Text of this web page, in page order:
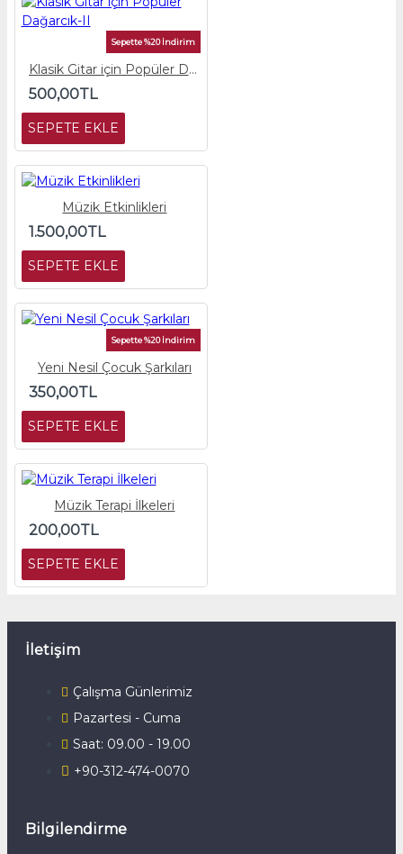
Sepette %20 İndirim
Klasik Gitar için Popüler Dağarcık-II
500,00TL
SEPETE EKLE
Müzik Etkinlikleri
1.500,00TL
SEPETE EKLE
Sepette %20 İndirim
Yeni Nesil Çocuk Şarkıları
350,00TL
SEPETE EKLE
Müzik Terapi İlkeleri
200,00TL
SEPETE EKLE
İletişim
Çalışma Günlerimiz
Pazartesi - Cuma
Saat: 09.00 - 19.00
+90-312-474-0070
Bilgilendirme